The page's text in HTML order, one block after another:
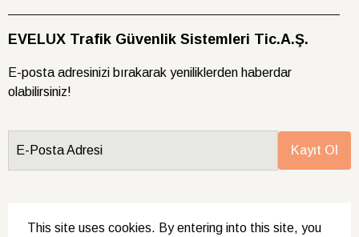
This site uses cookies. By entering into this site, you
EVELUX Trafik Güvenlik Sistemleri Tic.A.Ş.
E-posta adresinizi bırakarak yeniliklerden haberdar
olabilirsiniz!
E-Posta Adresi Kayıt Ol